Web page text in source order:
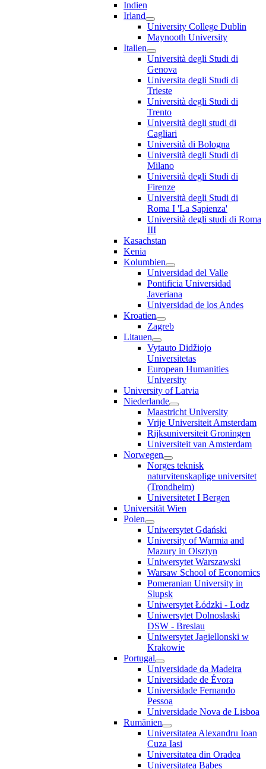
Indien
Irland
University College Dublin
Maynooth University
Italien
Università degli Studi di
Genova
Universita degli Studi di
Trieste
Università degli Studi di
Trento
Università degli studi di
Cagliari
Università di Bologna
Università degli Studi di
Milano
Università degli Studi di
Firenze
Università degli Studi di
Roma I 'La Sapienza'
Università degli studi di Roma
III
Kasachstan
Kenia
Kolumbien
Universidad del Valle
Pontificia Universidad
Javeriana
Universidad de los Andes
Kroatien
Zagreb
Litauen
Vytauto Didžiojo
Universitetas
European Humanities
University
University of Latvia
Niederlande
Maastricht University
Vrije Universiteit Amsterdam
Rijksuniversiteit Groningen
Universiteit van Amsterdam
Norwegen
Norges teknisk
naturvitenskaplige universitet
(Trondheim)
Universitetet I Bergen
Universität Wien
Polen
Uniwersytet Gdański
University of Warmia and
Mazury in Olsztyn
Uniwersytet Warszawski
Warsaw School of Economics
Pomeranian University in
Slupsk
Uniwersytet Łódzki - Lodz
Uniwersytet Dolnoslaski
DSW - Breslau
Uniwersytet Jagiellonski w
Krakowie
Portugal
Universidade da Madeira
Universidade de Évora
Universidade Fernando
Pessoa
Universidade Nova de Lisboa
Rumänien
Universitatea Alexandru Ioan
Cuza Iasi
Universitatea din Oradea
Universitatea Babes